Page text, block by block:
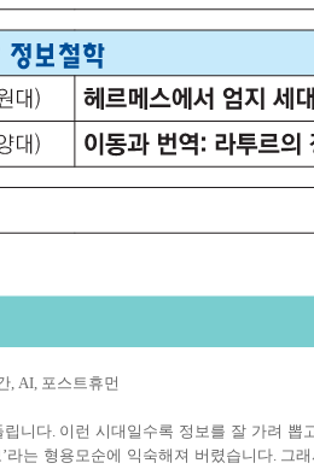
, AI, 포스트휴먼
립니다. 이런 시대일수록 정보를 잘 가려 뽑
’라는 형용모순에 익숙해져 버렸습니다. 그